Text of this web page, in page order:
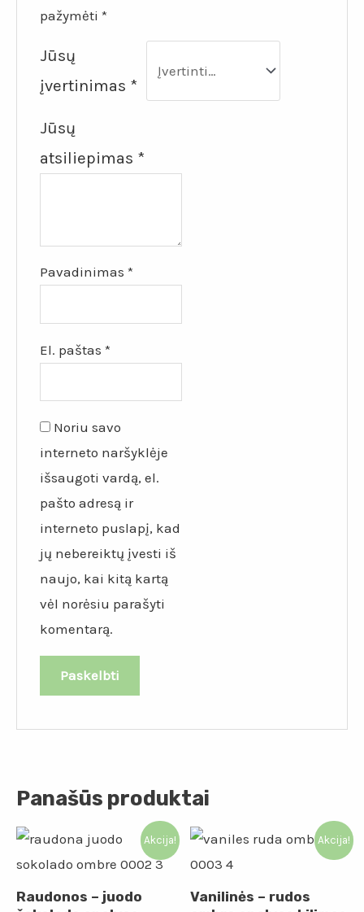
pažymėti*
Jūsų
įvertinimas *
Jūsų
atsiliepimas *
Pavadinimas*
El. paštas*
Noriu savo
interneto naršyklėje
išsaugoti vardą, el.
pašto adresą ir
interneto puslapį, kad
jų nebereiktų įvesti iš
naujo, kai kitą kartą
vėl norėsiu parašyti
komentarą.
Panašūs produktai
Akcija!
Raudonos – juodo
Akcija!
Vanilinės – rudos